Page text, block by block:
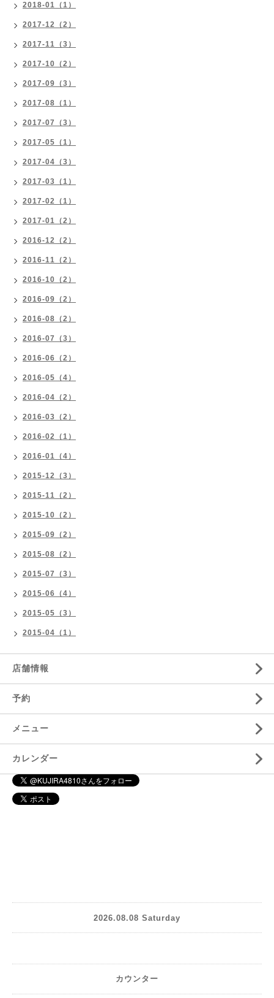
2018-01（1）
2017-12（2）
2017-11（3）
2017-10（2）
2017-09（3）
2017-08（1）
2017-07（3）
2017-05（1）
2017-04（3）
2017-03（1）
2017-02（1）
2017-01（2）
2016-12（2）
2016-11（2）
2016-10（2）
2016-09（2）
2016-08（2）
2016-07（3）
2016-06（2）
2016-05（4）
2016-04（2）
2016-03（2）
2016-02（1）
2016-01（4）
2015-12（3）
2015-11（2）
2015-10（2）
2015-09（2）
2015-08（2）
2015-07（3）
2015-06（4）
2015-05（3）
2015-04（1）
店舗情報
予約
メニュー
カレンダー
2026.08.08 Saturday
カウンター